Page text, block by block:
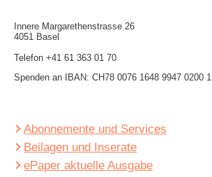
Innere Mar­garethen­strasse 26
4051 Basel
Telefon +41 61 363 01 70
Spenden an IBAN: CH78 0076 1648 9947 0200 1
Abonnemente und Services
Beilagen und Inserate
ePaper aktuelle Ausgabe